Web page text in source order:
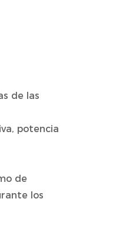
de las
potencia
de
los